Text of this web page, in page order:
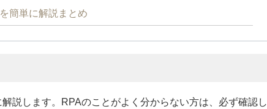
簡単に解説まとめ
説します。RPAのことがよく分からない方は、必ず確認し